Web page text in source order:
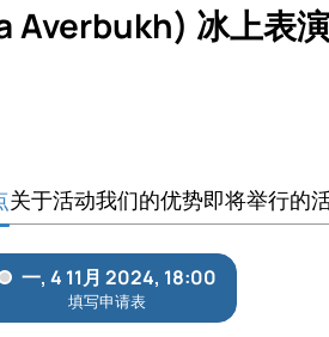
Averbukh) 冰上表
关于活动我们的优势即将举行的